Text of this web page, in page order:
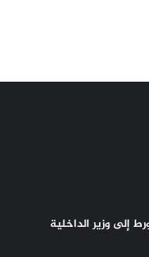
إلى وزير الداخلية